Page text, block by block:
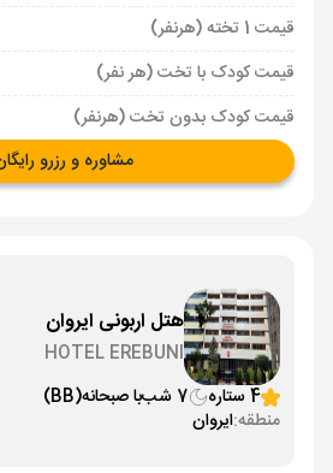
قیمت 1 تخته (هرنفر)
قیمت کودک با تخت (هر نفر)
قیمت کودک بدون تخت (هرنفر)
مشاوره و رزرو
هتل اربونی ایروان
HOTEL EREBUNI
4 ستاره
7 شب با صبحانه(BB)
منطقه:ایروان